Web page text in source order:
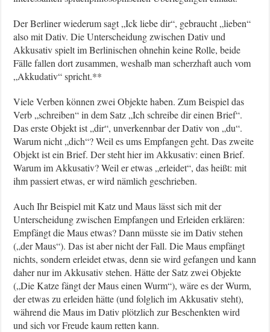
Der Berliner wiederum sagt „Ick liebe dir“, gebraucht „lieben“
also mit Dativ. Die Unterscheidung zwischen Dativ und
Akkusativ spielt im Berlinischen ohnehin keine Rolle, beide
Fälle fallen dort zusammen, weshalb man scherzhaft auch vom
„Akkudativ“ spricht.**
Viele Verben können zwei Objekte haben. Zum Beispiel das
Verb „schreiben“ in dem Satz „Ich schreibe dir einen Brief“.
Das erste Objekt ist „dir“, unverkennbar der Dativ von „du“.
Warum nicht „dich“? Weil es ums Empfangen geht. Das zweite
Objekt ist ein Brief. Der steht hier im Akkusativ: einen Brief.
Warum im Akkusativ? Weil er etwas „erleidet“, das heißt: mit
ihm passiert etwas, er wird nämlich geschrieben.
Auch Ihr Beispiel mit Katz und Maus lässt sich mit der
Unterscheidung zwischen Empfangen und Erleiden erklären:
Empfängt die Maus etwas? Dann müsste sie im Dativ stehen
(„der Maus“). Das ist aber nicht der Fall. Die Maus empfängt
nichts, sondern erleidet etwas, denn sie wird gefangen und kann
daher nur im Akkusativ stehen. Hätte der Satz zwei Objekte
(„Die Katze fängt der Maus einen Wurm“), wäre es der Wurm,
der etwas zu erleiden hätte (und folglich im Akkusativ steht),
während die Maus im Dativ plötzlich zur Beschenkten wird
und sich vor Freude kaum retten kann.